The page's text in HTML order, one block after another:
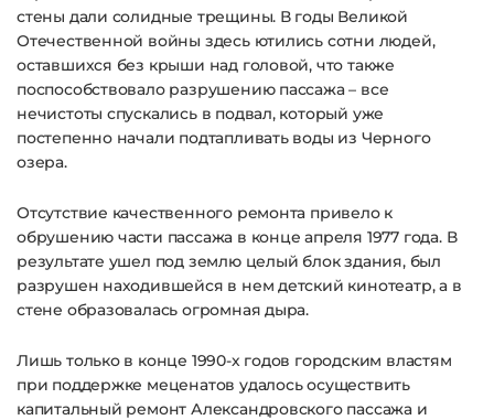
стены дали солидные трещины. В годы Великой
Отечественной войны здесь ютились сотни людей,
оставшихся без крыши над головой, что также
поспособствовало разрушению пассажа – все
нечистоты спускались в подвал, который уже
постепенно начали подтапливать воды из Черного
озера.
Отсутствие качественного ремонта привело к
обрушению части пассажа в конце апреля 1977 года. В
результате ушел под землю целый блок здания, был
разрушен находившейся в нем детский кинотеатр, а в
стене образовалась огромная дыра.
Лишь только в конце 1990-х годов городским властям
при поддержке меценатов удалось осуществить
капитальный ремонт Александровского пассажа и